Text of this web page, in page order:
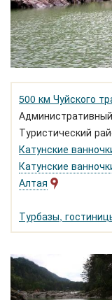
500 км Чуйского
Туристический
Катунские
Катунские
Алтая
Турбазы,